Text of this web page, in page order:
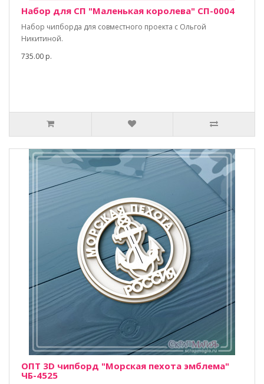
Набор для СП "Маленькая королева" СП-0004
Набор чипборда для совместного проекта с Ольгой
Никитиной.
735.00 р.
ОПТ 3D чипборд "Морская пехота эмблема"
ЧБ-4525